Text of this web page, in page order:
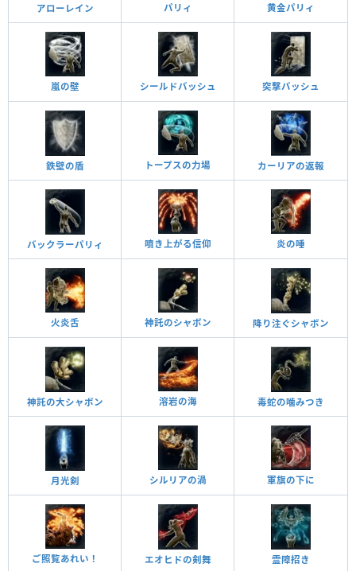
アローレイン パリィ 黄金パリィ
嵐の壁 シールドバッシュ 突撃バッシュ
鉄壁の盾 トープスの力場 カーリアの返報
バックラーパリィ 噴き上がる信仰 炎の唾
火炎舌 神託のシャボン 降り注ぐシャボン
神託の大シャボン 溶岩の海 毒蛇の噛みつき
月光剣 シルリアの渦 軍旗の下に
ご照覧あれい！ エオヒドの剣舞 霊障招き